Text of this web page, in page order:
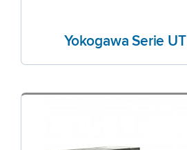
Yokogawa Serie